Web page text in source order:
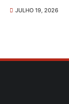
JULHO 19, 2026